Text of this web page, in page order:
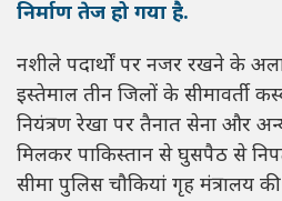
निर्माण तेज हो गया है.
नशीले पदार्थों पर नजर रखने के
इस्तेमाल तीन जिलों के सीमावर्ती
नियंत्रण रेखा पर तैनात सेना और
मिलकर पाकिस्तान से घुसपैठ से
सीमा पुलिस चौकियां गृह मंत्रालय